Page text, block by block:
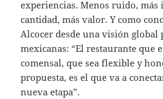
experiencias. Menos ruido, más
cantidad, más valor. Y como
Alcocer desde una visión global
mexicanas: “El restaurante que
comensal, que sea flexible y
propuesta, es el que va a
nueva etapa”.